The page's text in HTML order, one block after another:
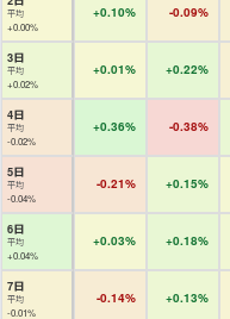
平均
+0.00%
+0.10% -0.09%
3日
平均
+0.02%
+0.01% +0.22%
4日
平均
-0.02%
+0.36% -0.38%
5日
平均
-0.04%
-0.21% +0.15%
6日
平均
+0.04%
+0.03% +0.18%
7日
平均
-0.01%
-0.14% +0.13%